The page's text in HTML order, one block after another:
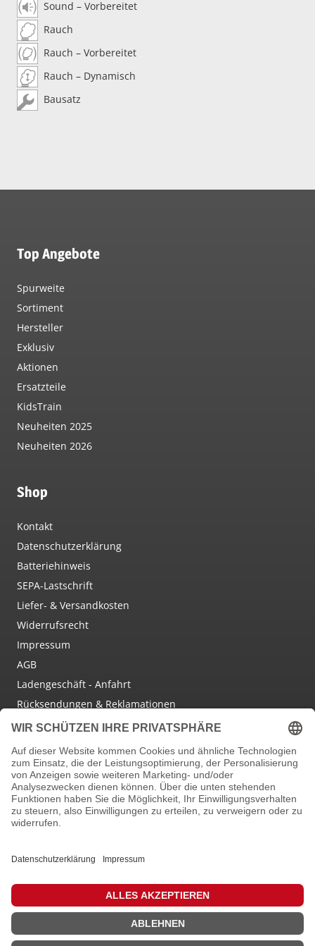
Sound – Vorbereitet
Rauch
Rauch – Vorbereitet
Rauch – Dynamisch
Bausatz
Top Angebote
Spurweite
Sortiment
Hersteller
Exklusiv
Aktionen
Ersatzteile
KidsTrain
Neuheiten 2025
Neuheiten 2026
Shop
Kontakt
Datenschutzerklärung
Batteriehinweis
SEPA-Lastschrift
Liefer- & Versandkosten
Widerrufsrecht
Impressum
AGB
Ladengeschäft - Anfahrt
Rücksendungen & Reklamationen
Social Media
Facebook
Instagram